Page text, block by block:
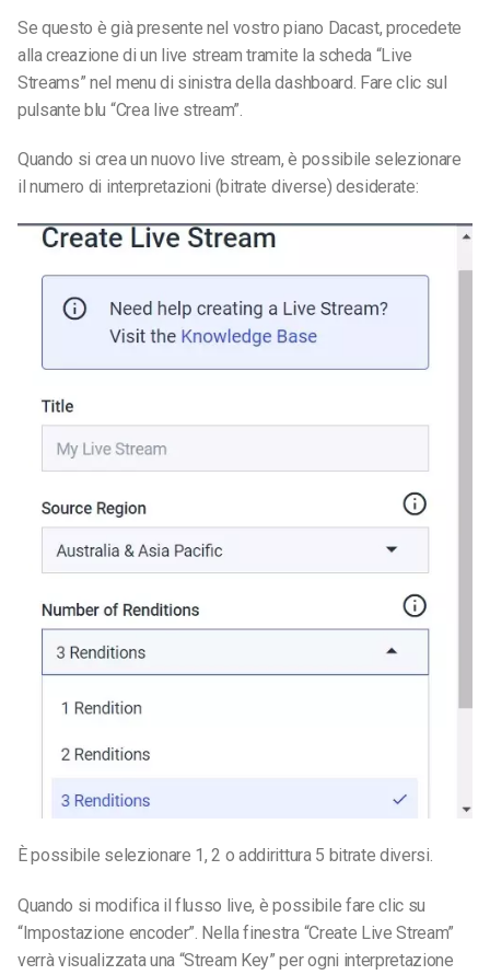
Se questo è già presente nel vostro piano Dacast, procedete
alla creazione di un live stream tramite la scheda “Live
Streams” nel menu di sinistra della dashboard. Fare clic sul
pulsante blu “Crea live stream”.
Quando si crea un nuovo live stream, è possibile selezionare
il numero di interpretazioni (bitrate diverse) desiderate:
È possibile selezionare 1, 2 o addirittura 5 bitrate diversi.
Quando si modifica il flusso live, è possibile fare clic su
“Impostazione encoder”. Nella finestra “Create Live Stream”
verrà visualizzata una “Stream Key” per ogni interpretazione